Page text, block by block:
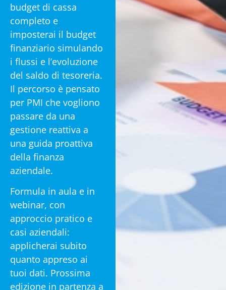
budget di cassa
completo e
imposterai il budget
finanziario simulando
i flussi e l’evoluzione
del saldo di tesoreria.
Il percorso è pensato
per PMI che vogliono
passare da una
gestione reattiva a
una guida proattiva
della finanza
aziendale.
Formula in aula e in
webinar, con
approccio pratico e
casi aziendali:
applicherai subito
quanto appreso ai
tuoi dati. Prossima
edizione in partenza a